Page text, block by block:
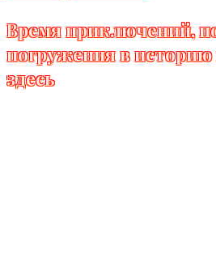
Время приключений,
погружения в историю
здесь